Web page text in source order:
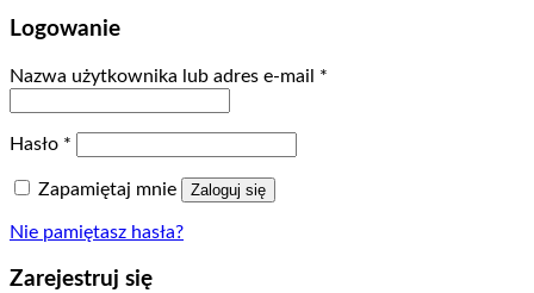
Logowanie
Nazwa użytkownika lub adres e-mail *
Hasło *
Zapamiętaj mnie Zaloguj się
Nie pamiętasz hasła?
Zarejestruj się